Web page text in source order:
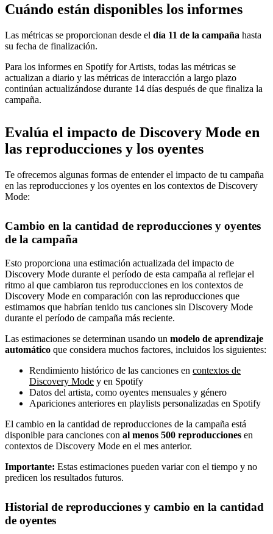
Cuándo están disponibles los informes
Las métricas se proporcionan desde el día 11 de la campaña hasta
su fecha de finalización.
Para los informes en Spotify for Artists, todas las métricas se
actualizan a diario y las métricas de interacción a largo plazo
continúan actualizándose durante 14 días después de que finaliza la
campaña.
Evalúa el impacto de Discovery Mode en
las reproducciones y los oyentes
Te ofrecemos algunas formas de entender el impacto de tu campaña
en las reproducciones y los oyentes en los contextos de Discovery
Mode:
Cambio en la cantidad de reproducciones y oyentes
de la campaña
Esto proporciona una estimación actualizada del impacto de
Discovery Mode durante el período de esta campaña al reflejar el
ritmo al que cambiaron tus reproducciones en los contextos de
Discovery Mode en comparación con las reproducciones que
estimamos que habrían tenido tus canciones sin Discovery Mode
durante el período de campaña más reciente.
Las estimaciones se determinan usando un modelo de aprendizaje
automático que considera muchos factores, incluidos los siguientes:
Rendimiento histórico de las canciones en contextos de
Discovery Mode y en Spotify
Datos del artista, como oyentes mensuales y género
Apariciones anteriores en playlists personalizadas en Spotify
El cambio en la cantidad de reproducciones de la campaña está
disponible para canciones con al menos 500 reproducciones en
contextos de Discovery Mode en el mes anterior.
Importante: Estas estimaciones pueden variar con el tiempo y no
predicen los resultados futuros.
Historial de reproducciones y cambio en la cantidad
de oyentes